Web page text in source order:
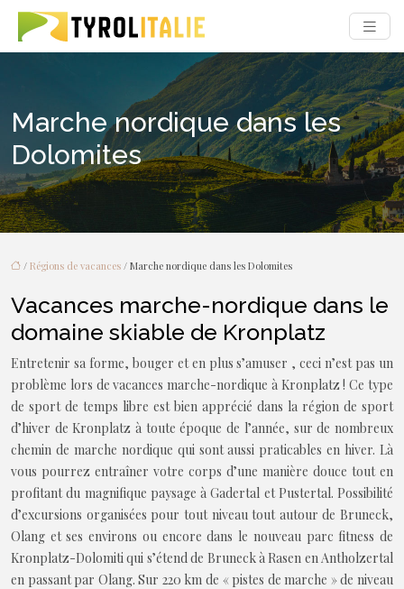
Marche nordique dans les
Dolomites
/ Régions de vacances / Marche nordique dans les Dolomites
Vacances marche-nordique dans le
domaine skiable de Kronplatz
Entretenir sa forme, bouger et en plus s’amuser , ceci n’est pas un
problème lors de vacances marche-nordique à Kronplatz ! Ce type
de sport de temps libre est bien apprécié dans la région de sport
d’hiver de Kronplatz à toute époque de l’année, sur de nombreux
chemin de marche nordique qui sont aussi praticables en hiver. Là
vous pourrez entraîner votre corps d’une manière douce tout en
profitant du magnifique paysage à Gadertal et Pustertal. Possibilité
d’excursions organisées pour tout niveau tout autour de Bruneck,
Olang et ses environs ou encore dans le nouveau parc fitness de
Kronplatz-Dolomiti qui s’étend de Bruneck à Rasen en Antholzertal
en passant par Olang. Sur 220 km de « pistes de marche » de niveau